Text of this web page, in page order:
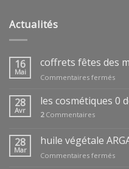
Actualités
16
Mai
coffrets fêtes des
Commentaires ferméssur
des
28
Avr
les cosmétiques 0
2Commentaires
28
Mar
huile végétale
Commentaires ferméssur